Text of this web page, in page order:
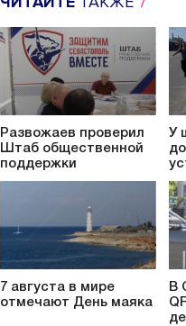
Развожаев проверил
Штаб общественной
поддержки
У
7 августа в мире
отмечают День маяка
В